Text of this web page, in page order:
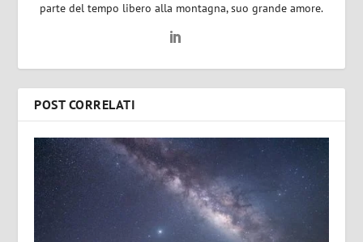
parte del tempo libero alla montagna, suo grande amore.
POST CORRELATI